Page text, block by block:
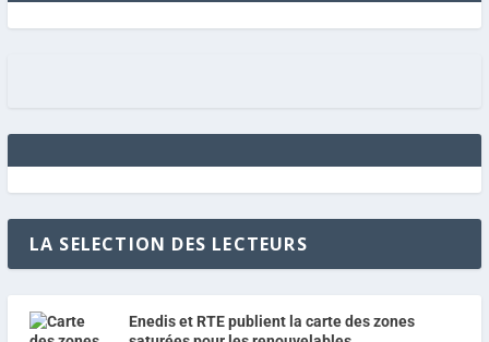
LA SELECTION DES LECTEURS
Enedis et RTE publient la carte des zones